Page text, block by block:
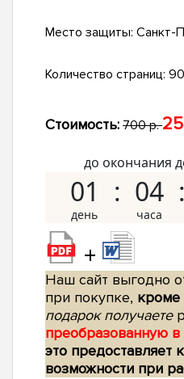
Место защиты: Санкт-
Количество страниц:
Стоимость: 700 р.
до окончания
01 04
+
Наш сайт выгодно
при покупке, кроме
подарок получаете
преобразованную в
это предоставляет
возможности при